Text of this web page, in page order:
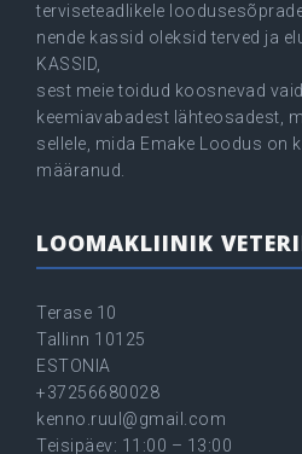
terviseteadlikele
nende kassid oleksid terved ja
KASSID,
sest meie toidud koosnevad
keemiavabadest lähteosadest,
sellele, mida Emake Loodus on
määranud.
LOOMAKLIINIK
Terase 10
Tallinn 10125
ESTONIA
+37256680028
kenno.ruul@gmail.com
Teisipäev: 11:00 – 13:00